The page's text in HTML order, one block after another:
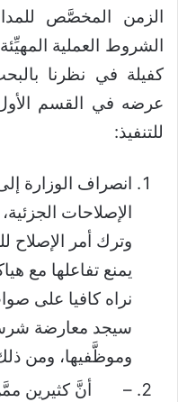
الزمن المخصَّص
الشروط العملية
كفيلة في نظرنا
عرضه في القسم
للتنفيذ:
انصراف الوزارة
الإصلاحات
وترك أمر الإصلاح
يمنع تفاعلها مع
نراه كافيا على
سيجد معارضة
وموظَّفيها، ومن
– أنَّ كثيرين ممَّن